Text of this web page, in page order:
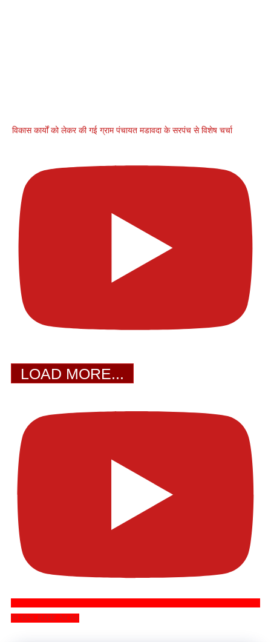
विकास कार्यों को लेकर की गई ग्राम पंचायत मडावदा के सरपंच से विशेष चर्चा
LOAD MORE...
SUBSCRIBE NOW